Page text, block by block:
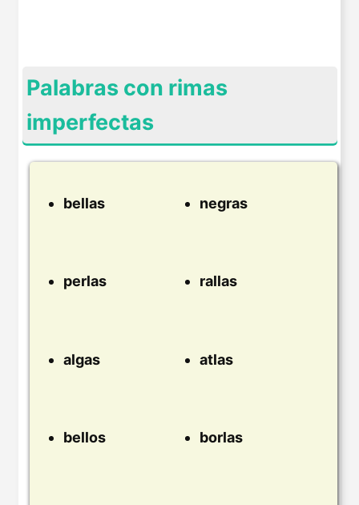
Palabras con rimas
imperfectas
bellas negras
perlas rallas
algas atlas
bellos borlas